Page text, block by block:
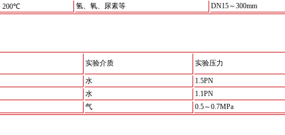
200℃ 氢、氧、尿素等 DN15～300mm
实验介质 实验压力
水
1.5PN
水
1.1PN
气 0.5～0.7MPa